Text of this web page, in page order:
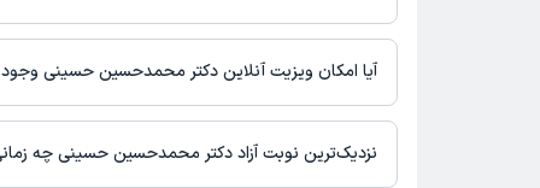
اطلاعاتی درباره محل فعالیت دکتر محمدحسین حسینی در مراکز
نیست.
آیا امکان ویزیت آنلاین دکتر محمدحسین حسینی وجود
در حال حاضر اطلاعاتی درباره ارائه ویزیت آنلاین توسط دکتر
دسترس نیست. برای دریافت اطلاعات دقیق‌تر، لطفاً با مطب تماس
نزدیک‌ترین نوبت آزاد دکتر محمدحسین حسینی چه